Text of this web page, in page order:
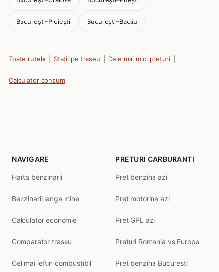
București–Ploiești București–Bacău
Toate rutele Stații pe traseu Cele mai mici prețuri
Calculator consum
NAVIGARE
Harta benzinarii
Benzinarii langa mine
Calculator economie
Comparator traseu
Cel mai ieftin combustibil
PRETURI CARBURANTI
Pret benzina azi
Pret motorina azi
Pret GPL azi
Preturi Romania vs Europa
Pret benzina Bucuresti